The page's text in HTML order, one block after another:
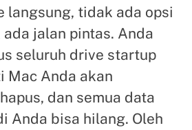
langsung, tidak ada opsi
jalan pintas. Anda
seluruh drive startup
Mac Anda akan
dan semua data
Anda bisa hilang. Oleh